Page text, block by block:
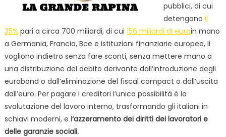
pubblici, di cui
detengono il
35% pari a circa 700 miliardi, di cui 156 miliardi di euroin mano
a Germania, Francia, Bce e istituzioni finanziarie europee, li
vogliono indietro senza fare sconti, senza mettere mano a
una distribuzione del debito derivante dall’introduzione degli
eurobond o dall’eliminazione del fiscal compact o dall’uscita
dall’euro. Per pagare i creditori l’unica possibilità è la
svalutazione del lavoro interno, trasformando gli italiani in
schiavi moderni, e l‘azzeramento dei diritti dei lavoratori e
delle garanzie sociali.